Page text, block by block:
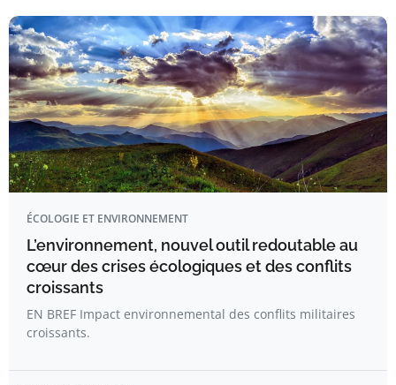
ÉCOLOGIE ET ENVIRONNEMENT
L’environnement, nouvel outil redoutable au
cœur des crises écologiques et des conflits
croissants
EN BREF Impact environnemental des conflits militaires
croissants.